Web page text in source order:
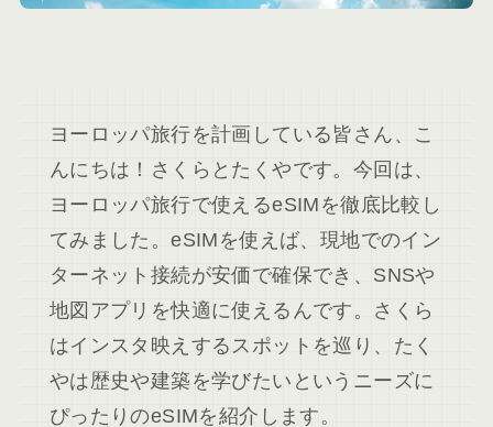
ヨーロッパ旅行を計画している皆さん、こ
んにちは！さくらとたくやです。今回は、
ヨーロッパ旅行で使えるeSIMを徹底比較し
てみました。eSIMを使えば、現地でのイン
ターネット接続が安価で確保でき、SNSや
地図アプリを快適に使えるんです。さくら
はインスタ映えするスポットを巡り、たく
やは歴史や建築を学びたいというニーズに
ぴったりのeSIMを紹介します。